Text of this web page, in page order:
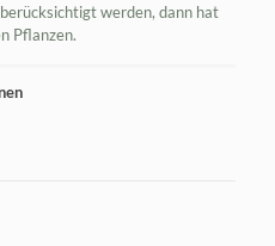
werden, dann hat
Pflanzen.